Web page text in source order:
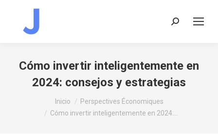
Buscar:
Cómo invertir inteligentemente en
2024: consejos y estrategias
Inicio
Perspectives Économiques
Cómo invertir inteligentemente en 2024:…